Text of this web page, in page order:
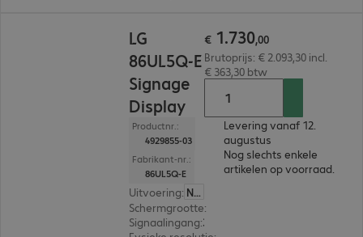
LG
86UL5Q-E
Signage
Display
Productnr.:
4929855-03
Fabrikant-nr.:
86UL5Q-E
Uitvoering:
Nederland
Schermgrootte:
Signaalingang:
€ 1.730,00
Brutoprijs: € 2.093,30 incl.
€ 363,30 btw
Levering vanaf 12.
augustus
Nog slechts enkele
artikelen op voorraad.